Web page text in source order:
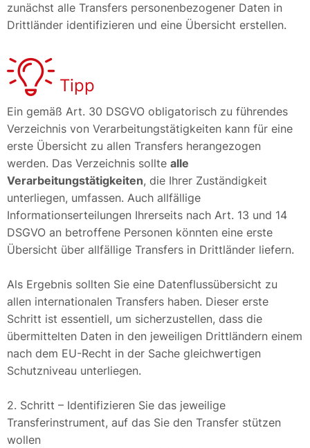
zunächst alle Transfers personenbezogener Daten in
Drittländer identifizieren und eine Übersicht erstellen.
Tipp
Ein gemäß Art. 30 DSGVO obligatorisch zu führendes
Verzeichnis von Verarbeitungstätigkeiten kann für eine
erste Übersicht zu allen Transfers herangezogen
werden. Das Verzeichnis sollte alle
Verarbeitungstätigkeiten, die Ihrer Zuständigkeit
unterliegen, umfassen. Auch allfällige
Informationserteilungen Ihrerseits nach Art. 13 und 14
DSGVO an betroffene Personen könnten eine erste
Übersicht über allfällige Transfers in Drittländer liefern.
Als Ergebnis sollten Sie eine Datenflussübersicht zu
allen internationalen Transfers haben. Dieser erste
Schritt ist essentiell, um sicherzustellen, dass die
übermittelten Daten in den jeweiligen Drittländern einem
nach dem EU-Recht in der Sache gleichwertigen
Schutzniveau unterliegen.
2. Schritt – Identifizieren Sie das jeweilige
Transferinstrument, auf das Sie den Transfer stützen
wollen